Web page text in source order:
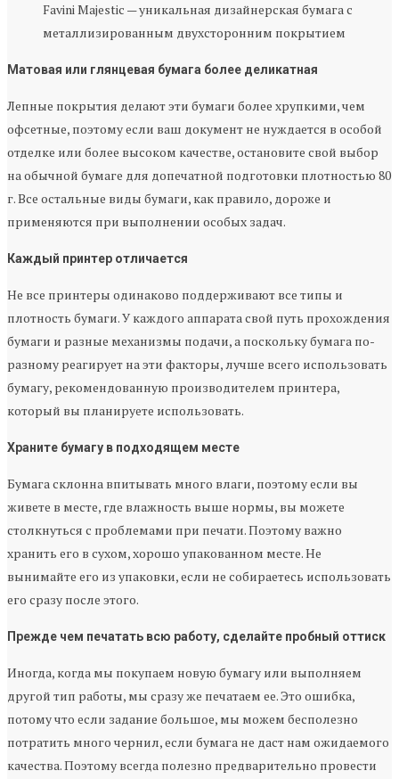
Favini Majestic — уникальная дизайнерская бумага с
металлизированным двухсторонним покрытием
Матовая или глянцевая бумага более деликатная
Лепные покрытия делают эти бумаги более хрупкими, чем
офсетные, поэтому если ваш документ не нуждается в особой
отделке или более высоком качестве, остановите свой выбор
на обычной бумаге для допечатной подготовки плотностью 80
г. Все остальные виды бумаги, как правило, дороже и
применяются при выполнении особых задач.
Каждый принтер отличается
Не все принтеры одинаково поддерживают все типы и
плотность бумаги. У каждого аппарата свой путь прохождения
бумаги и разные механизмы подачи, а поскольку бумага по-
разному реагирует на эти факторы, лучше всего использовать
бумагу, рекомендованную производителем принтера,
который вы планируете использовать.
Храните бумагу в подходящем месте
Бумага склонна впитывать много влаги, поэтому если вы
живете в месте, где влажность выше нормы, вы можете
столкнуться с проблемами при печати. Поэтому важно
хранить его в сухом, хорошо упакованном месте. Не
вынимайте его из упаковки, если не собираетесь использовать
его сразу после этого.
Прежде чем печатать всю работу, сделайте пробный оттиск
Иногда, когда мы покупаем новую бумагу или выполняем
другой тип работы, мы сразу же печатаем ее. Это ошибка,
потому что если задание большое, мы можем бесполезно
потратить много чернил, если бумага не даст нам ожидаемого
качества. Поэтому всегда полезно предварительно провести